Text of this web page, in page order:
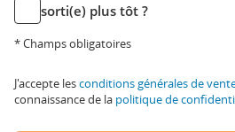
sorti(e) plus tôt ?
* Champs obligatoires
J'accepte lesconditions générales de
connaissance de la politique de